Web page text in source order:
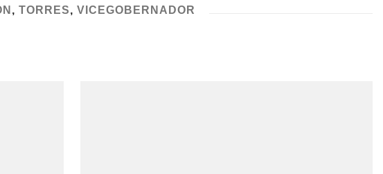
, TORRES, VICEGOBERNADOR